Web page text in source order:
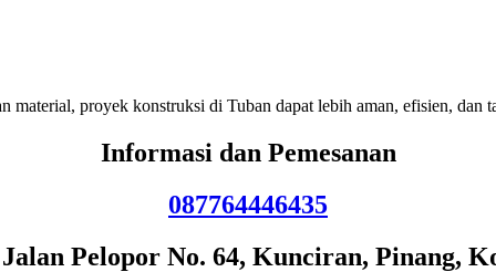
material, proyek konstruksi di Tuban dapat lebih aman, efisien, dan
Informasi dan Pemesanan
087764446435
Pelopor No. 64, Kunciran, Pinang,